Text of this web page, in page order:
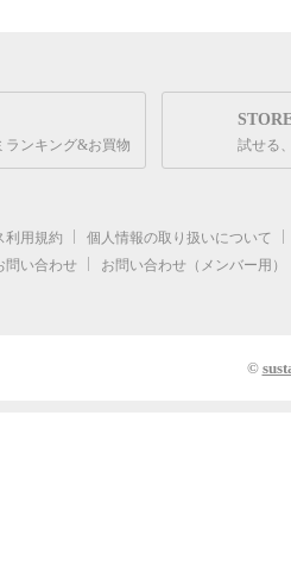
ランキング&お買物 試せる
利用規約
個人情報の取り扱いについて
問い合わせ お問い合わせ（メンバー用）
©